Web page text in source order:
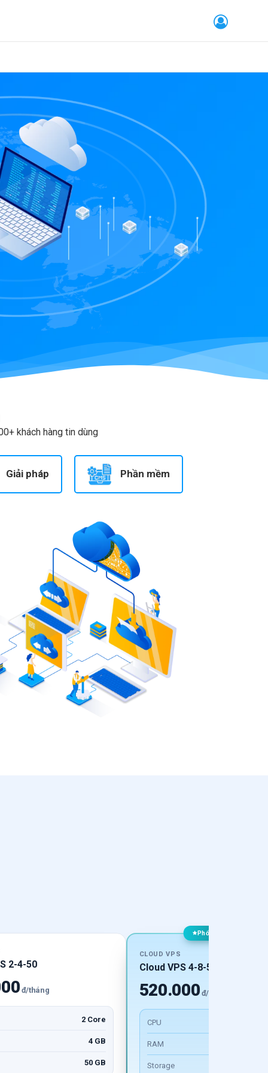
khách hàng tin dùng
Giải pháp Phần mềm
2-4-50
đ/tháng
2 Core
4 GB
50 GB
Phổ biến nhất
CLOUD VPS
Cloud VPS 4-8-50
520.000 đ/tháng
CPU
RAM
Storage